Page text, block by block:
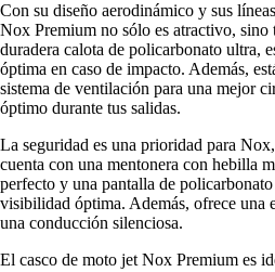
Con su diseño aerodinámico y sus
Nox Premium no sólo es atractivo, sino
duradera calota de policarbonato ultra,
óptima en caso de impacto. Además,
sistema de ventilación para una mejor
óptimo durante tus salidas.
La seguridad es una prioridad para
cuenta con una mentonera con hebilla
perfecto y una pantalla de
visibilidad óptima. Además, ofrece una
una conducción silenciosa.
El casco de moto jet Nox Premium es